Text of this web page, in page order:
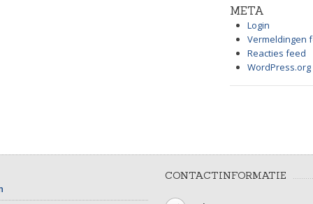
META
Login
Vermeldingen
Reacties feed
WordPress.org
CONTACTINFORMATIE